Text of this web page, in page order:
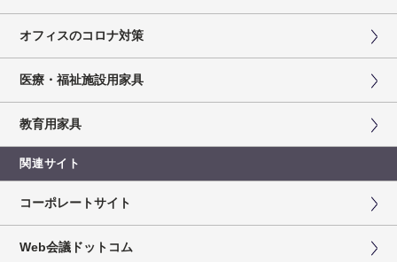
オフィスのコロナ対策
医療・福祉施設用家具
教育用家具
関連サイト
コーポレートサイト
Web会議ドットコム